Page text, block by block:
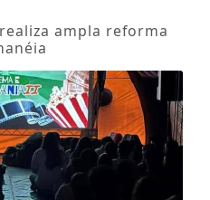
ampla reforma